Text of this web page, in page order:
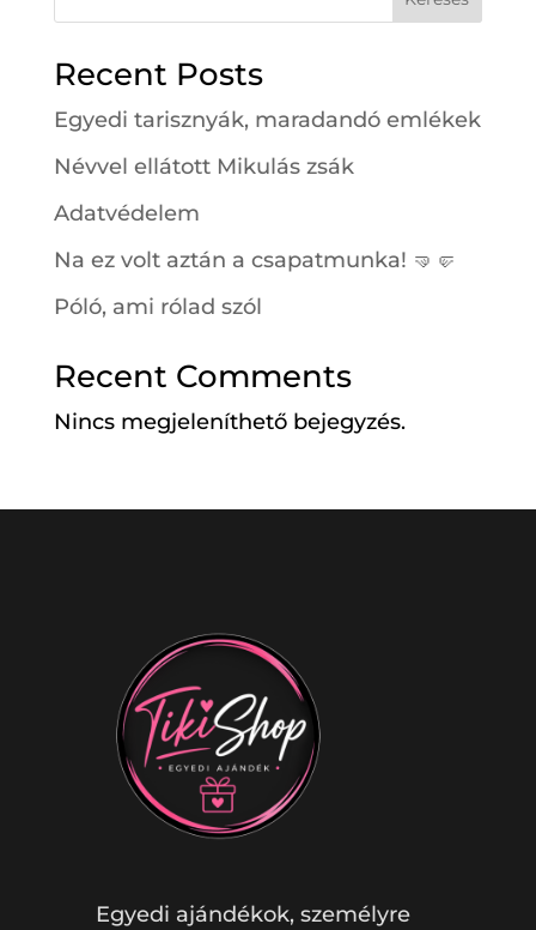
Recent Posts
Egyedi tarisznyák, maradandó emlékek
Névvel ellátott Mikulás zsák
Adatvédelem
Na ez volt aztán a csapatmunka! 🤜🤛
Póló, ami rólad szól
Recent Comments
Nincs megjeleníthető bejegyzés.
Egyedi ajándékok, személyre